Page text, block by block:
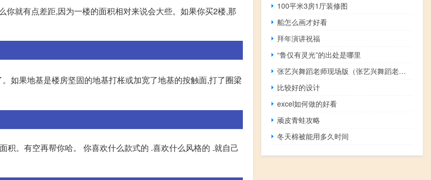
就有点差距,因为一楼的面积相对来说会大些。如果你买2楼,那
如果地基是楼房坚固的地基打枨或加宽了地基的按触面,打了圈梁
。有空再帮你哈。 你喜欢什么款式的 .喜欢什么风格的 .就自己
100平米3房1厅装修图
船怎么画才好看
拜年演讲祝福
“鲁仅有灵光”的出处是哪里
张艺兴舞蹈老师现场版（张艺兴舞蹈老师）
比较好的设计
excel如何做的好看
顽皮青蛙攻略
冬天棉被能用多久时间